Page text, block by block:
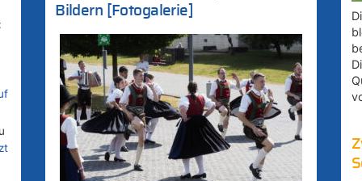
Bildern [Fotogalerie]